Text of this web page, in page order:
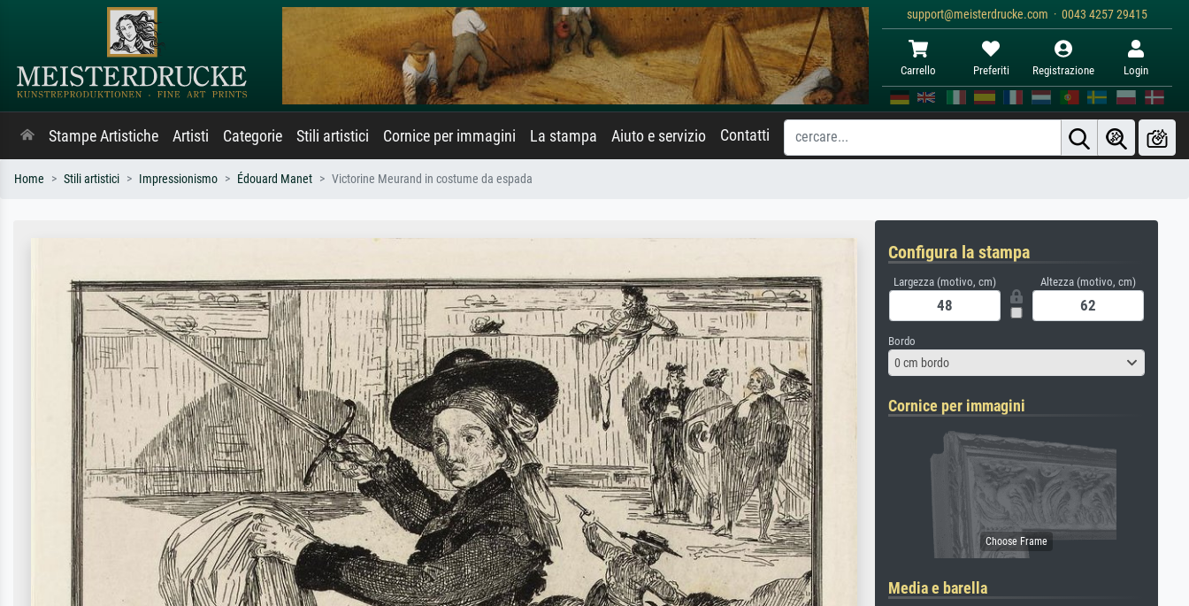
support@meisterdrucke.com · 0043 4257 29415
Carrello Preferiti Registrazione Login
Stampe Artistiche Artisti Categorie Stili artistici Cornice per immagini La stampa Aiuto e servizio Contatti
Home Stili artistici Impressionismo Édouard Manet Victorine Meurand in costume da espada
Configura la stampa
Largezza (motivo, cm) Altezza (motivo, cm)
Bordo
0 cm bordo
Cornice per immagini
Media e barella